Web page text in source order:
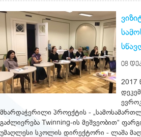
08
2017
მხარდაჭერილი პროექტის -
გაძლიერება Twinning-ის მეშვეობით“
უმაღლესი სკოლის დირექტორი - ლაშა